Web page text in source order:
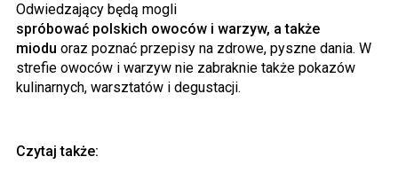
Odwiedzający będą mogli
spróbować polskich owoców i warzyw, a także
miodu oraz poznać przepisy na zdrowe, pyszne dania. W
strefie owoców i warzyw nie zabraknie także pokazów
kulinarnych, warsztatów i degustacji.
Czytaj także: